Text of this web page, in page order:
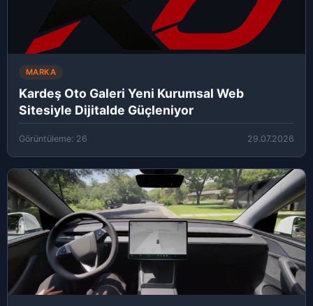
MARKA
Kardeş Oto Galeri Yeni Kurumsal Web
Sitesiyle Dijitalde Güçleniyor
Görüntüleme: 26 29.07.2026